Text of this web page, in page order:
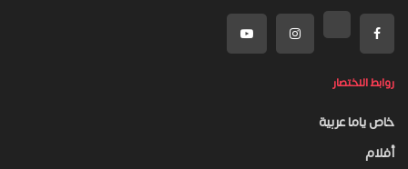
روابط الاختصار
خاص ياما عربية
أفلام